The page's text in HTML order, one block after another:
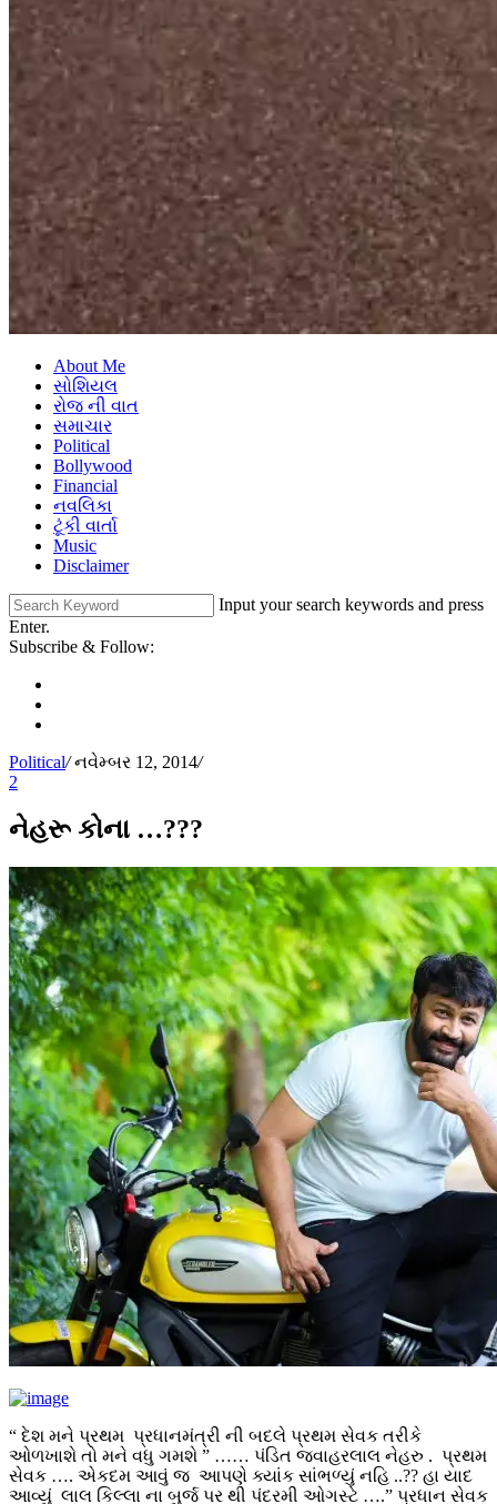
About Me
સોશિયલ
રોજ ની વાત
સમાચાર
Political
Bollywood
Financial
નવલિકા
ટૂંકી વાર્તા
Music
Disclaimer
Input your search keywords and press
Enter.
Subscribe & Follow:
Political/નવેમ્બર 12, 2014/
2
નેહરૂ કોના …???
“ દેશ મને પ્રથમ પ્રધાનમંત્રી ની બદલે પ્રથમ સેવક તરીકે
ઓળખાશે તો મને વધુ ગમશે ” …… પંડિત જવાહરલાલ નેહરુ . પ્રથમ
સેવક …. એકદમ આવું જ આપણે ક્યાંક સાંભળ્યું નહિ ..?? હા યાદ
આવ્યું લાલ કિલ્લા ના બુર્જ પર થી પંદરમી ઓગસ્ટે ….” પ્રધાન સેવક